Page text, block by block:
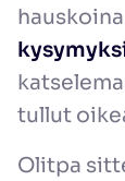
tullut
Olitpa